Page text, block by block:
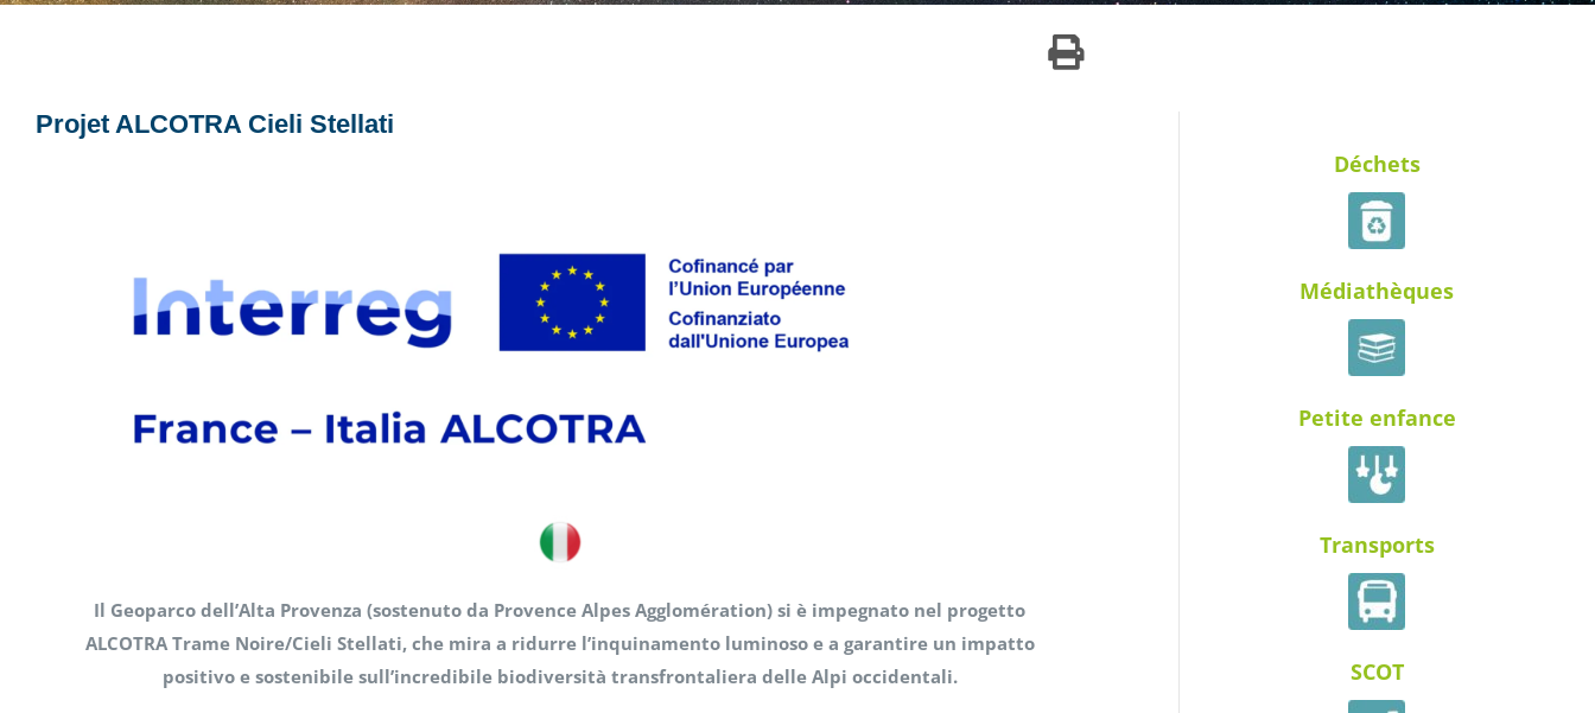
Projet ALCOTRA Cieli Stellati
Il Geoparco dell’Alta Provenza (sostenuto da Provence Alpes Agglomération) si è impegnato nel progetto
ALCOTRA Trame Noire/Cieli Stellati, che mira a ridurre l’inquinamento luminoso e a garantire un impatto
positivo e sostenibile sull’incredibile biodiversità transfrontaliera delle Alpi occidentali.
Déchets
Médiathèques
Petite enfance
Transports
SCOT